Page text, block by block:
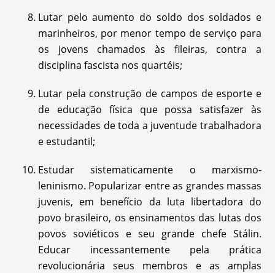
Lutar pelo aumento do soldo dos soldados e
marinheiros, por menor tempo de serviço para
os jovens chamados às fileiras, contra a
disciplina fascista nos quartéis;
Lutar pela construção de campos de esporte e
de educação física que possa satisfazer às
necessidades de toda a juventude trabalhadora
e estudantil;
Estudar sistematicamente o marxismo-
leninismo. Popularizar entre as grandes massas
juvenis, em benefício da luta libertadora do
povo brasileiro, os ensinamentos das lutas dos
povos soviéticos e seu grande chefe Stálin.
Educar incessantemente pela prática
revolucionária seus membros e as amplas